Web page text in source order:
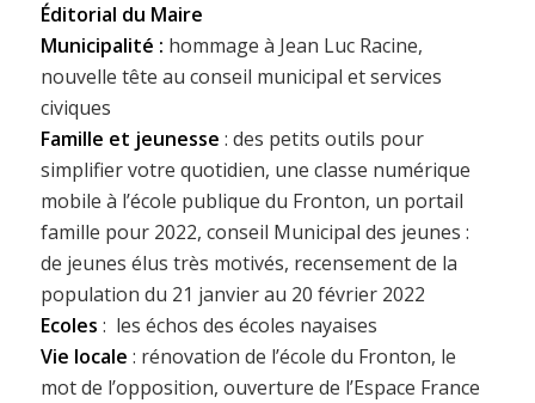
Éditorial du Maire
Municipalité : hommage à Jean Luc Racine,
nouvelle tête au conseil municipal et services
civiques
Famille et jeunesse : des petits outils pour
simplifier votre quotidien, une classe numérique
mobile à l’école publique du Fronton, un portail
famille pour 2022, conseil Municipal des jeunes :
de jeunes élus très motivés, recensement de la
population du 21 janvier au 20 février 2022
Ecoles : les échos des écoles nayaises
Vie locale : rénovation de l’école du Fronton, le
mot de l’opposition, ouverture de l’Espace France